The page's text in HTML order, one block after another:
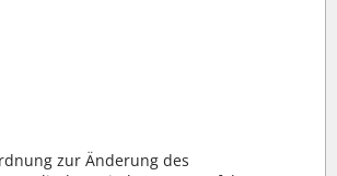
zur Änderung des